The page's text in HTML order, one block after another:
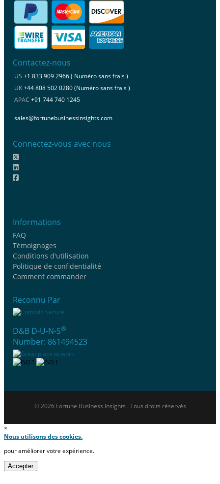
Contactez-nous
US +1 833 909 2966 ( Numéro sans frais )
UK+44 808 502 0280 (Numéro sans frais )
APAC +91 744 740 1245
sales@fortunebusinessinsights.com
Connectez-vous avec nous
Informations
FAQ
Témoignages
Conditions d'utilisation
Politique de confidentialité
Comment commander
Reconnu Par
D&B D-U-N-S®
Number: 861494523
© 2026 Fortune Business Insights . Tous droits réservés
×
Nous utilisons des cookies.
pour améliorer votre expérience.
Accepter